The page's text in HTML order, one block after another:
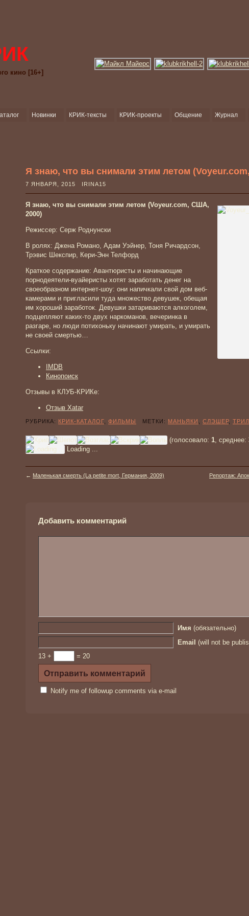
кино [16+]
Новинки КРИК-тексты КРИК-проекты Общение Журнал
Я знаю, что вы снимали этим летом
7 ЯНВАРЯ, 2015 IRINA15
Я знаю, что вы снимали этим летом (Voyeur.com, США,
2000)
Режиссер: Серж Роднунски
В ролях: Джена Романо, Адам Уэйнер, Тоня Ричардсон,
Трэвис Шекспир, Кери-Энн Телфорд
Краткое содержание: Авантюристы и начинающие
порнодеятели-вуайеристы хотят заработать денег на
своеобразном интернет-шоу: они напичкали свой дом веб-
камерами и пригласили туда множество девушек, обещая
им хороший заработок. Девушки затариваются алкоголем,
подцепляют каких-то двух наркоманов, вечеринка в
разгаре, но люди потихоньку начинают умирать, и умирать
не своей смертью…
Ссылки:
IMDB
Кинопоиск
Отзывы в КЛУБ-КРИКе:
Отзыв Xatar
РУБРИКА: КРИК-КАТАЛОГ ФИЛЬМЫ МЕТКИ: МАНЬЯКИ СЛЭШЕР,
(голосовало: 1, среднее:
Loading ...
← Маленькая смерть (La petite mort, Германия, 2009)
Репортаж:
Добавить комментарий
Имя (обязательно)
Email (will not be
13 +
= 20
Notify me of followup comments via e-mail